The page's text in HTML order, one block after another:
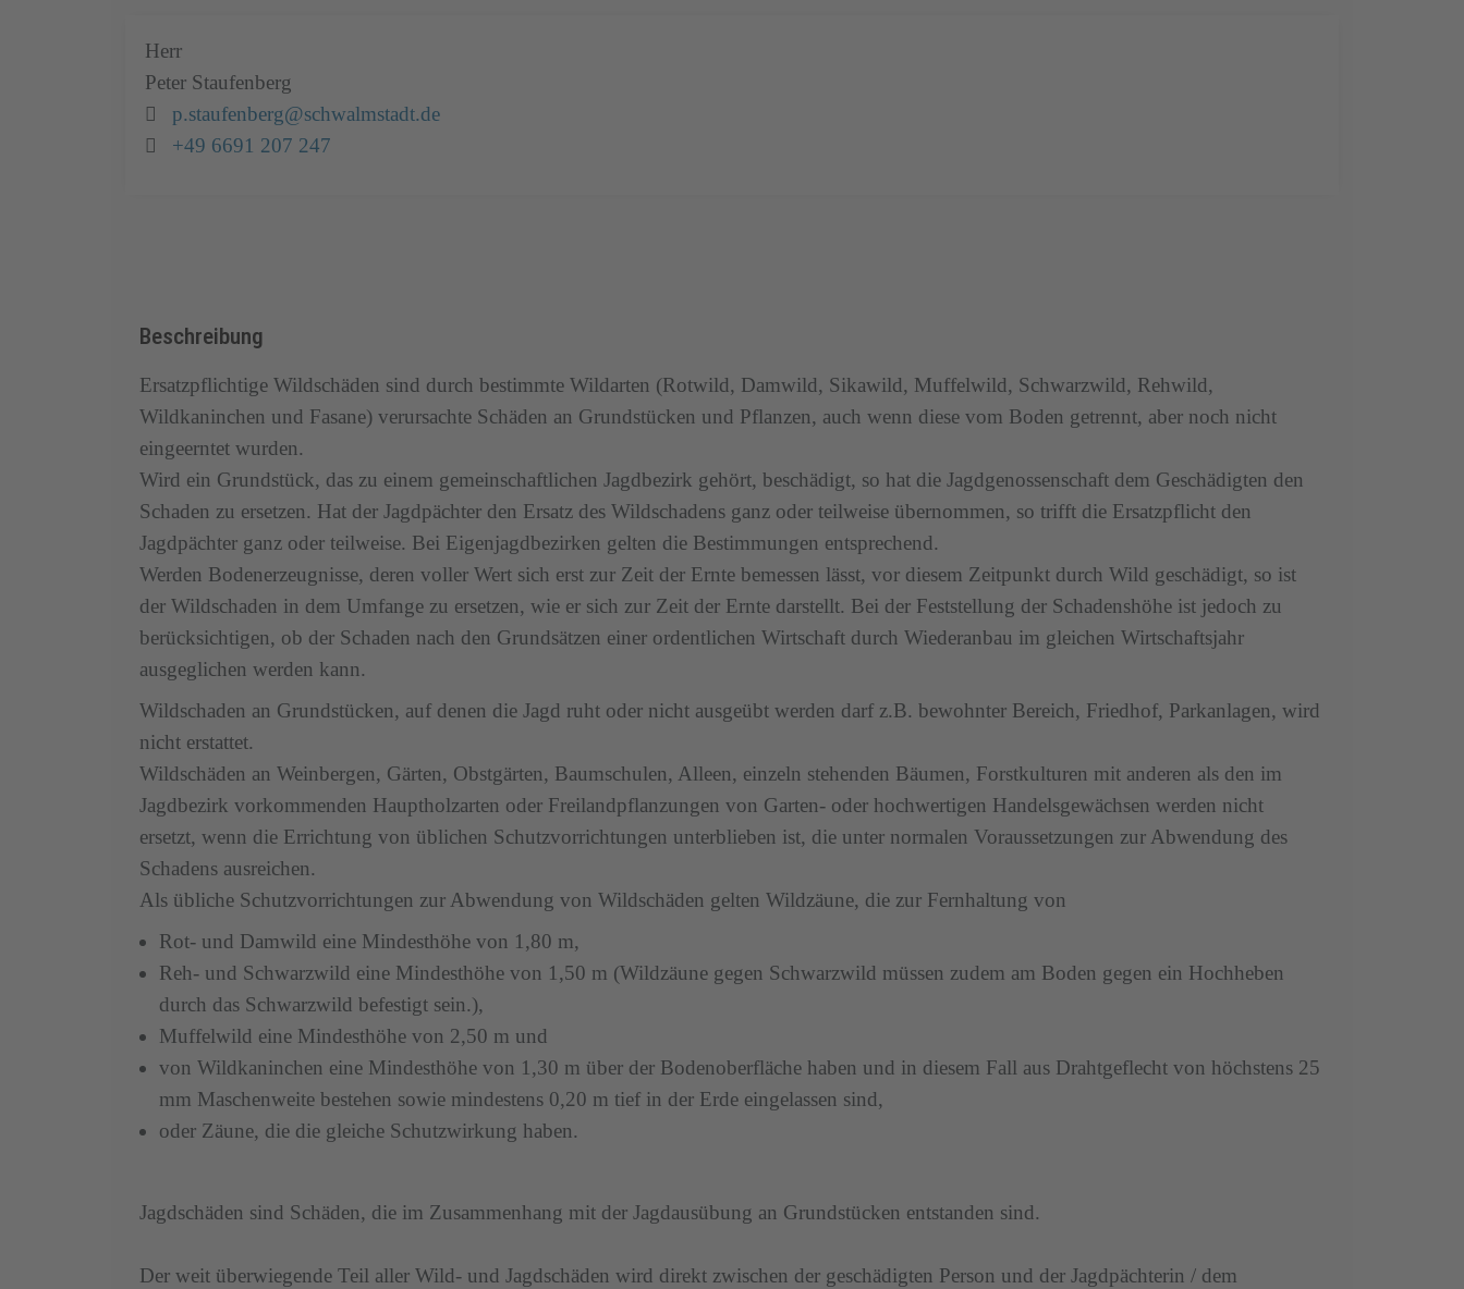
Herr
Peter Staufenberg
Email:
p.staufenberg@schwalmstadt.de
Telefon:
+49 6691 207 247
Beschreibung
Ersatzpflichtige Wildschäden sind durch bestimmte Wildarten (Rotwild, Damwild, Sikawild, Muffelwild, Schwarzwild, Rehwild,
Wildkaninchen und Fasane) verursachte Schäden an Grundstücken und Pflanzen, auch wenn diese vom Boden getrennt, aber noch nicht
eingeerntet wurden.
Wird ein Grundstück, das zu einem gemeinschaftlichen Jagdbezirk gehört, beschädigt, so hat die Jagdgenossenschaft dem Geschädigten den
Schaden zu ersetzen. Hat der Jagdpächter den Ersatz des Wildschadens ganz oder teilweise übernommen, so trifft die Ersatzpflicht den
Jagdpächter ganz oder teilweise. Bei Eigenjagdbezirken gelten die Bestimmungen entsprechend.
Werden Bodenerzeugnisse, deren voller Wert sich erst zur Zeit der Ernte bemessen lässt, vor diesem Zeitpunkt durch Wild geschädigt, so ist
der Wildschaden in dem Umfange zu ersetzen, wie er sich zur Zeit der Ernte darstellt. Bei der Feststellung der Schadenshöhe ist jedoch zu
berücksichtigen, ob der Schaden nach den Grundsätzen einer ordentlichen Wirtschaft durch Wiederanbau im gleichen Wirtschaftsjahr
ausgeglichen werden kann.
Wildschaden an Grundstücken, auf denen die Jagd ruht oder nicht ausgeübt werden darf z.B. bewohnter Bereich, Friedhof, Parkanlagen, wird
nicht erstattet.
Wildschäden an Weinbergen, Gärten, Obstgärten, Baumschulen, Alleen, einzeln stehenden Bäumen, Forstkulturen mit anderen als den im
Jagdbezirk vorkommenden Hauptholzarten oder Freilandpflanzungen von Garten- oder hochwertigen Handelsgewächsen werden nicht
ersetzt, wenn die Errichtung von üblichen Schutzvorrichtungen unterblieben ist, die unter normalen Voraussetzungen zur Abwendung des
Schadens ausreichen.
Als übliche Schutzvorrichtungen zur Abwendung von Wildschäden gelten Wildzäune, die zur Fernhaltung von
Rot- und Damwild eine Mindesthöhe von 1,80 m,
Reh- und Schwarzwild eine Mindesthöhe von 1,50 m (Wildzäune gegen Schwarzwild müssen zudem am Boden gegen ein Hochheben
durch das Schwarzwild befestigt sein.),
Muffelwild eine Mindesthöhe von 2,50 m und
von Wildkaninchen eine Mindesthöhe von 1,30 m über der Bodenoberfläche haben und in diesem Fall aus Drahtgeflecht von höchstens 25
mm Maschenweite bestehen sowie mindestens 0,20 m tief in der Erde eingelassen sind,
oder Zäune, die die gleiche Schutzwirkung haben.
Jagdschäden sind Schäden, die im Zusammenhang mit der Jagdausübung an Grundstücken entstanden sind.
Der weit überwiegende Teil aller Wild- und Jagdschäden wird direkt zwischen der geschädigten Person und der Jagdpächterin / dem